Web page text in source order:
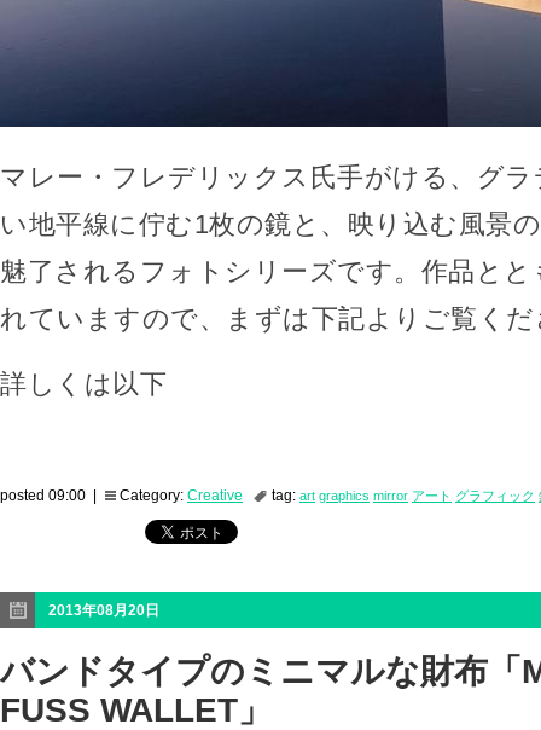
マレー・フレデリックス氏手がける、グ
い地平線に佇む1枚の鏡と、映り込む風景
魅了されるフォトシリーズです。作品と
れていますので、まずは下記よりご覧く
詳しくは以下
posted 09:00 | Category: Creative tag: art graphics mirror アート グラフィック
2013年08月20日
バンドタイプのミニマルな財布「
FUSS WALLET」